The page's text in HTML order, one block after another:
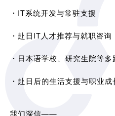
・IT系统开发与常驻支援
・赴日IT人才推荐与就职咨询
・日本语学校、研究生院等
・赴日后的生活支援与职业成
我们深信——